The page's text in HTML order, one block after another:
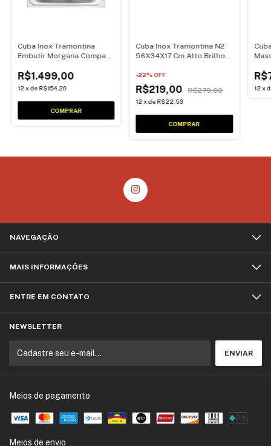
Cuba Inox Tramontina
Embutir Morgana Compact
Valvula
R$1.499,00
12xdeR$154,20
Cuba Inox Tramontina N2
56X34X17 Cm Alto Brilho
-22% OFF
R$219,00 R$279,00
12 xdeR$22,53
12x
NAVEGAÇÃO
MAIS INFORMAÇÕES
ENTRE EM CONTATO
NEWSLETTER
Meios de pagamento
Meios de envio